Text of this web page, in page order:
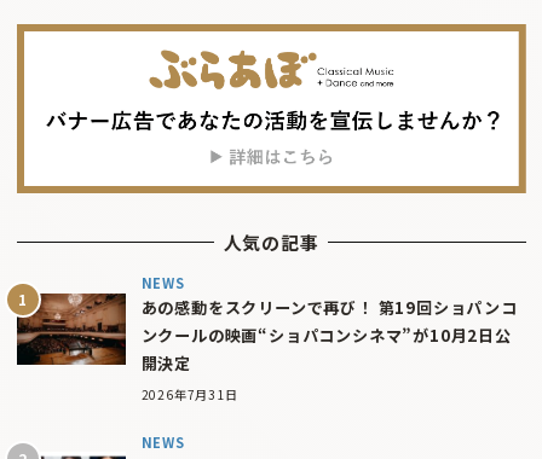
人気の記事
NEWS
あの感動をスクリーンで再び！ 第19回ショパンコ
ンクールの映画“ショパコンシネマ”が10月2日公
開決定
2026年7月31日
NEWS